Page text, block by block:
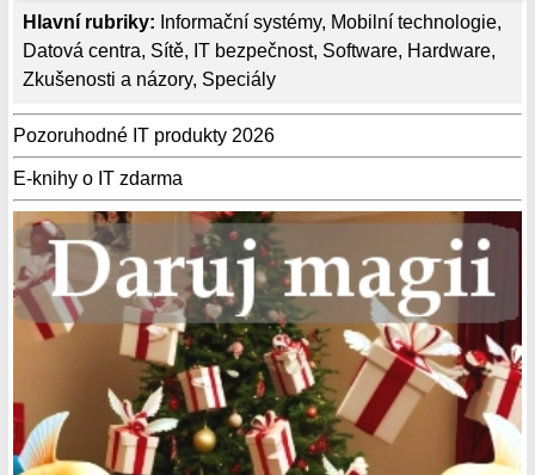
Hlavní rubriky: Informační systémy, Mobilní technologie,
Datová centra, Sítě, IT bezpečnost, Software, Hardware,
Zkušenosti a názory, Speciály
Pozoruhodné IT produkty 2026
E-knihy o IT zdarma